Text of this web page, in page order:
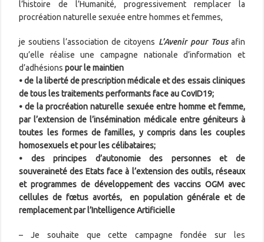
l’histoire de l’Humanité, progressivement remplacer la
procréation naturelle sexuée entre hommes et femmes,
je soutiens l’association de citoyens L’Avenir pour Tousafin
qu’elle réalise une campagne nationale d’information et
d’adhésionspour le maintien
• de la liberté de prescription médicale et des essais cliniques
de tous les traitements performants face au CovID19;
• de la procréation naturelle sexuée entre homme et femme,
par l’extension de l’insémination médicale entre géniteurs à
toutes les formes de familles, y compris dans les couples
homosexuels et pour les célibataires;
• des principes d’autonomie des personnes et de
souveraineté des Etats face à l’extension des outils, réseaux
et programmes de développement des vaccins OGM avec
cellules de fœtus avortés, en population générale et de
remplacement par l’Intelligence Artificielle
– Je souhaite que cette campagne fondée sur les